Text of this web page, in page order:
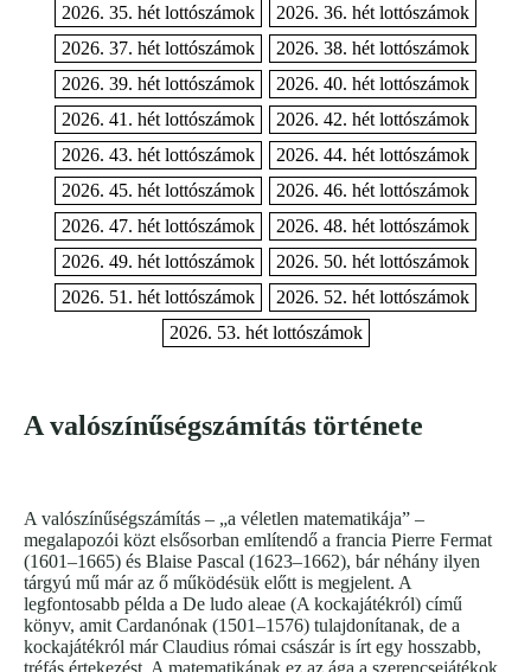
2026. 35. hét lottószámok
2026. 36. hét lottószámok
2026. 37. hét lottószámok
2026. 38. hét lottószámok
2026. 39. hét lottószámok
2026. 40. hét lottószámok
2026. 41. hét lottószámok
2026. 42. hét lottószámok
2026. 43. hét lottószámok
2026. 44. hét lottószámok
2026. 45. hét lottószámok
2026. 46. hét lottószámok
2026. 47. hét lottószámok
2026. 48. hét lottószámok
2026. 49. hét lottószámok
2026. 50. hét lottószámok
2026. 51. hét lottószámok
2026. 52. hét lottószámok
2026. 53. hét lottószámok
A valószínűségszámítás története
A valószínűségszámítás – „a véletlen matematikája” –
megalapozói közt elsősorban említendő a francia Pierre Fermat
(1601–1665) és Blaise Pascal (1623–1662), bár néhány ilyen
tárgyú mű már az ő működésük előtt is megjelent. A
legfontosabb példa a De ludo aleae (A kockajátékról) című
könyv, amit Cardanónak (1501–1576) tulajdonítanak, de a
kockajátékról már Claudius római császár is írt egy hosszabb,
tréfás értekezést. A matematikának ez az ága a szerencsejátékok